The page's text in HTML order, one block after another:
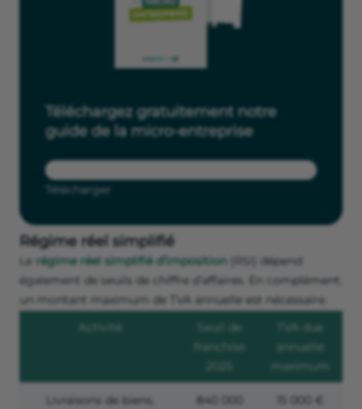
Téléchargez gratuitement notre
guide de la micro-entreprise
Télécharger
Régime réel simplifié
Le régime réel simplifié d’imposition (RSI) dépend
également de seuils de chiffre d’affaires. En complément,
un montant maximum de TVA annuelle est nécessaire.
Activité
Seuil de
franchise
TVA due
annuelle
maximum
Livraisons de biens,
840 000
15 000 €